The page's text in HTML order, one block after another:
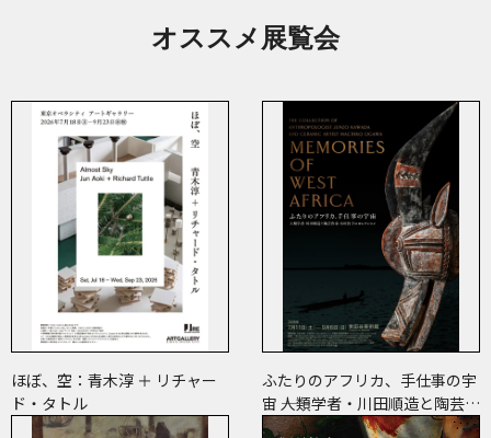
オススメ展覧会
ほぼ、空：青木淳 ＋ リチャー
ド・タトル
ふたりのアフリカ、手仕事の宇
宙 ――人類学者・川田順造と陶芸作
家・小川待子のコレクション